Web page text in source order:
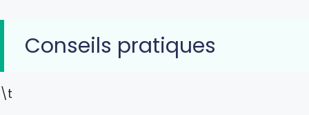
Conseils pratiques
\t